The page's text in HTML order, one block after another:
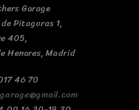
Garage
Pitagoras 1,
405,
Henares, Madrid
46 70